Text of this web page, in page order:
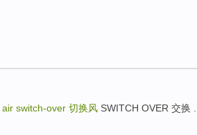
air switch-over 切换风 SWITCH OVER 交换 ...